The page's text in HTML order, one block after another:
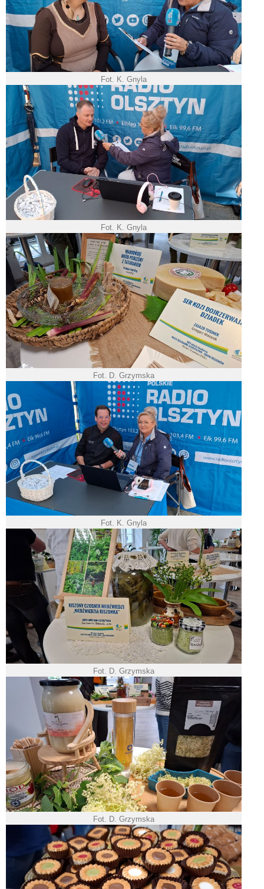
Fot. K. Gnyla
Fot. K. Gnyla
Fot. D. Grzymska
Fot. K. Gnyla
Fot. D. Grzymska
Fot. D. Grzymska